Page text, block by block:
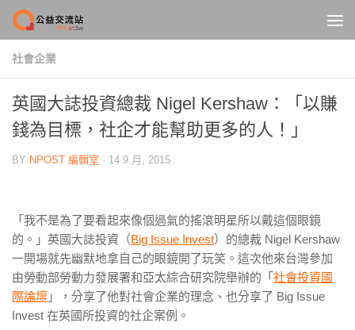
Skip to content
社會企業
英國大誌投資總裁 Nigel Kershaw：「以賺
錢為目標，社企才能幫助更多的人！」
BY NPOST 編輯室 · 14 9 月, 2015
「我不是為了要看起來像個過氣的搖滾明星所以戴這個眼鏡
的。」英國大誌投資（Big Issue Invest）的總裁 Nigel Kershaw
一開場就先幽默地拿自己的眼鏡開了玩笑。這次他來台灣參加
由勞動部勞動力發展署和亞太綜合研究院舉辦的「 社會投資國
際論壇 」，分享了他對社會企業的理念、也分享了 Big Issue
Invest 在英國所投資的社企案例。